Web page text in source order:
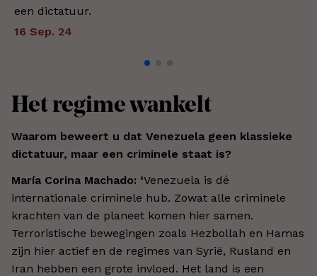
een dictatuur.
16 Sep. 24
Het regime wankelt
Waarom beweert u dat Venezuela geen klassieke
dictatuur, maar een criminele staat is?
María Corina Machado: ‘Venezuela is dé
internationale criminele hub. Zowat alle criminele
krachten van de planeet komen hier samen.
Terroristische bewegingen zoals Hezbollah en Hamas
zijn hier actief en de regimes van Syrië, Rusland en
Iran hebben een grote invloed. Het land is een